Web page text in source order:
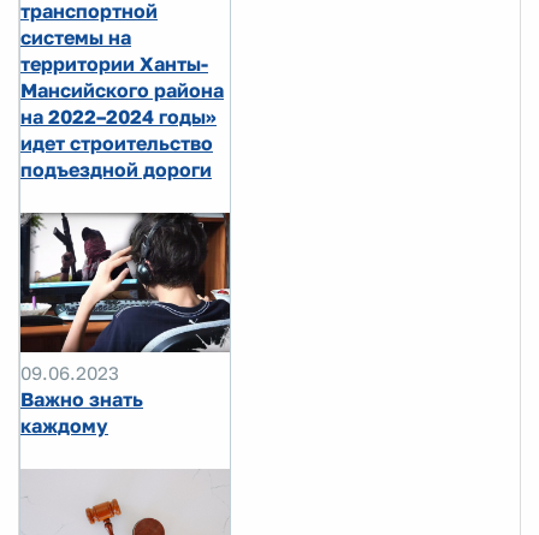
транспортной
системы на
территории Ханты-
Мансийского района
на 2022–2024 годы»
идет строительство
подъездной дороги
09.06.2023
Важно знать
каждому